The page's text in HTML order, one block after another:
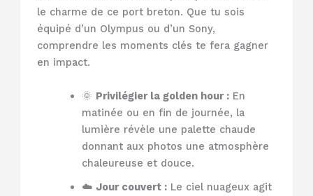
le charme de ce port breton. Que tu sois
équipé d’un Olympus ou d’un Sony,
comprendre les moments clés te fera gagner
en impact.
🌞 Privilégier la golden hour :En
matinée ou en fin de journée, la
lumière révèle une palette chaude
donnant aux photos une atmosphère
chaleureuse et douce.
☁️ Jour couvert :Le ciel nuageux agit